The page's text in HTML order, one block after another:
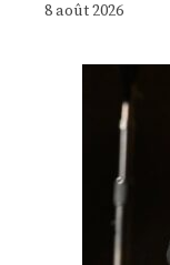
8 août 2026